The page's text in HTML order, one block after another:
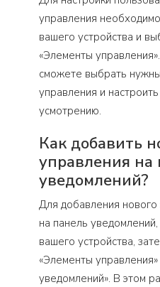
управления
вашего устройства и
«Элементы
сможете выбрать
управления и
усмотрению.
Как добавить
управления на
уведомлений?
Для добавления
на панель
вашего устройства,
«Элементы
уведомлений». В этом